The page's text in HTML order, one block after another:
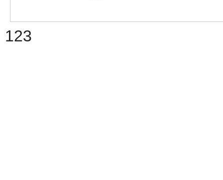
123